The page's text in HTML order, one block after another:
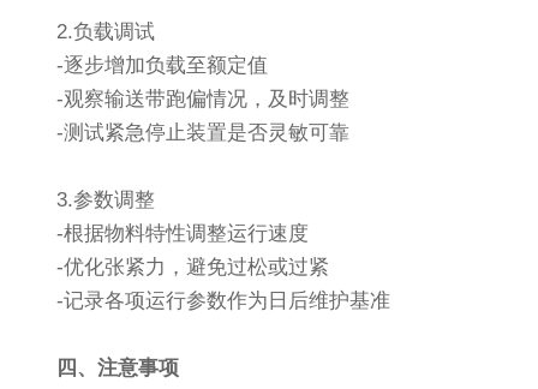
2.负载调试
-逐步增加负载至额定值
-观察输送带跑偏情况，及时调整
-测试紧急停止装置是否灵敏可靠
3.参数调整
-根据物料特性调整运行速度
-优化张紧力，避免过松或过紧
-记录各项运行参数作为日后维护基准
四、注意事项